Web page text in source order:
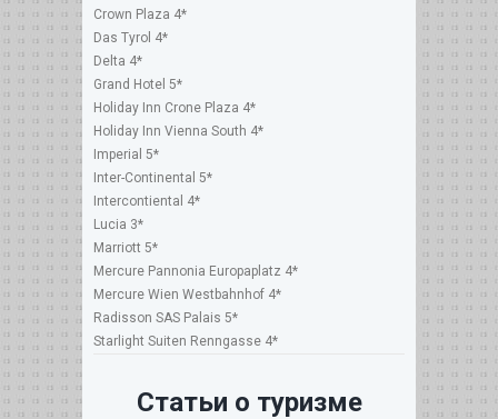
Crown Plaza 4*
Das Tyrol 4*
Delta 4*
Grand Hotel 5*
Holiday Inn Crone Plaza 4*
Holiday Inn Vienna South 4*
Imperial 5*
Inter-Continental 5*
Intercontiental 4*
Lucia 3*
Marriott 5*
Mercure Pannonia Europaplatz 4*
Mercure Wien Westbahnhof 4*
Radisson SAS Palais 5*
Starlight Suiten Renngasse 4*
Статьи о туризме